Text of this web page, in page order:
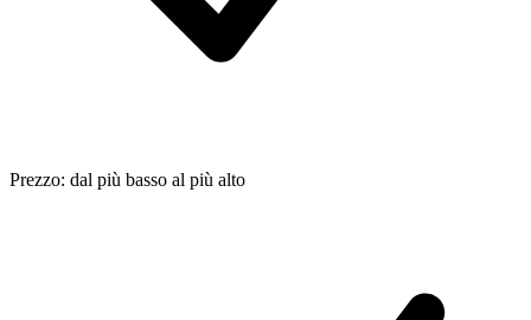
Prezzo: dal più basso al più alto